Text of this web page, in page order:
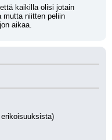
kaikilla olisi jotain
mutta niitten peliin
aikaa.